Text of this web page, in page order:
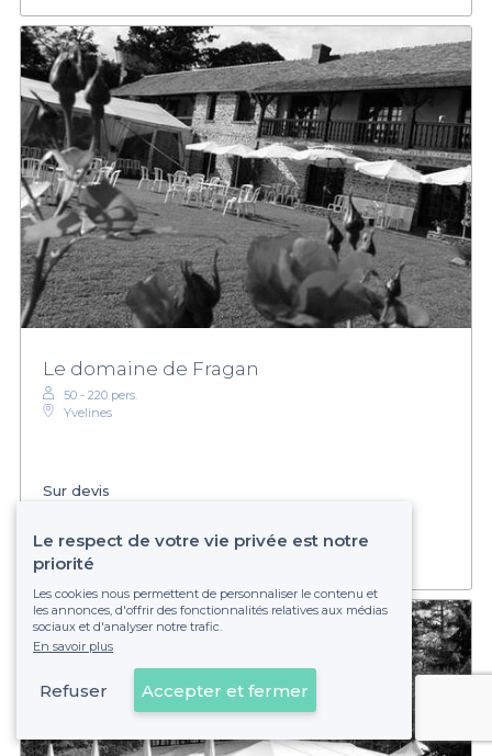
Le domaine de Fragan
50 - 220 pers.
Yvelines
Sur devis
Voir sur la carte
Le respect de votre vie privée est notre
priorité
Les cookies nous permettent de personnaliser le contenu et
les annonces, d'offrir des fonctionnalités relatives aux médias
sociaux et d'analyser notre trafic.
En savoir plus
Refuser Accepter et fermer